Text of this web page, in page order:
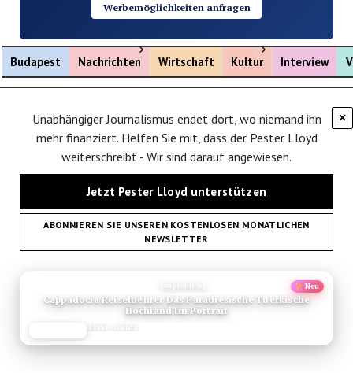
Werbemöglichkeiten anfragen
Budapest Nachrichten
Menü öffnen
Wirtschaft Kultur
Menü öffnen
Interview
×
Unabhängiger Journalismus endet dort, wo niemand ihn
mehr finanziert. Helfen Sie mit, dass der Pester Lloyd
weiterschreibt - Wir sind darauf angewiesen.
Jetzt Pester Lloyd unterstützen
ABONNIEREN SIE UNSEREN KOSTENLOSEN MONATLICHEN
NEWSLETTER
Neu
Cappadocia Reisefuehrer Das Paradiesische Tuerkische
Hochland Im Portrait
Reise-Guide